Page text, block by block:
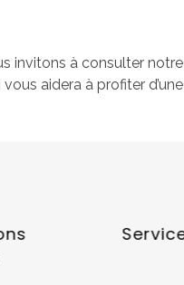
invitons à consulter
aidera à profiter